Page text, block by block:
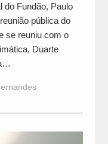
do Fundão, Paulo
pública do
se reuniu com o
Duarte